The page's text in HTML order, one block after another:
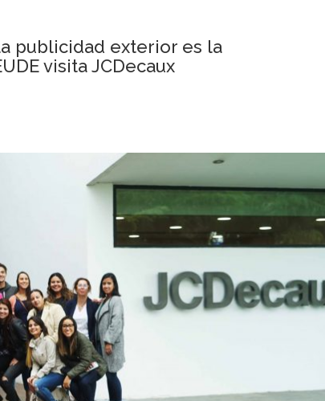
publicidad exterior es la
visita JCDecaux